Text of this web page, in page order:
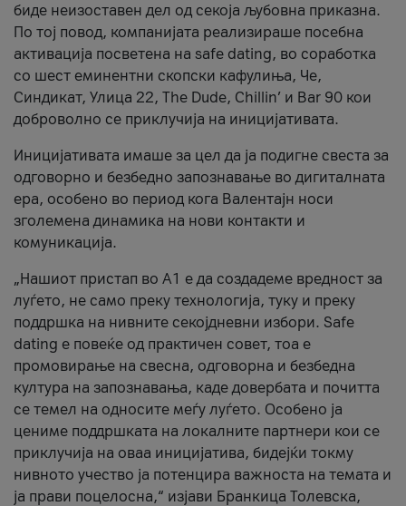
биде неизоставен дел од секоја љубовна приказна.
По тој повод, компанијата реализираше посебна
активација посветена на safe dating, во соработка
со шест еминентни скопски кафулиња, Че,
Синдикат, Улица 22, The Dude, Chillin’ и Bar 90 кои
доброволно се приклучија на иницијативата.
Иницијативата имаше за цел да ја подигне свеста за
одговорно и безбедно запознавање во дигиталната
ера, особено во период кога Валентајн носи
зголемена динамика на нови контакти и
комуникација.
„Нашиот пристап во А1 е да создадеме вредност за
луѓето, не само преку технологија, туку и преку
поддршка на нивните секојдневни избори. Safe
dating е повеќе од практичен совет, тоа е
промовирање на свесна, одговорна и безбедна
култура на запознавања, каде довербата и почитта
се темел на односите меѓу луѓето. Особено ја
цениме поддршката на локалните партнери кои се
приклучија на оваа иницијатива, бидејќи токму
нивното учество ја потенцира важноста на темата и
ја прави поцелосна,“ изјави Бранкица Толевска,